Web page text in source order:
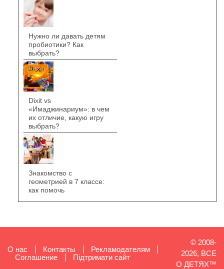
Нужно ли давать детям
пробиотики? Как
выбрать?
Dixit vs
«Имаджинариум»: в чем
их отличие, какую игру
выбрать?
Знакомство с
геометрией в 7 классе:
как помочь
О нас Контакты
Рекламодателям
Cоглашение
Підтримати сайт
© 2008-
2026, ВСЕ
О ДЕТЯХ™